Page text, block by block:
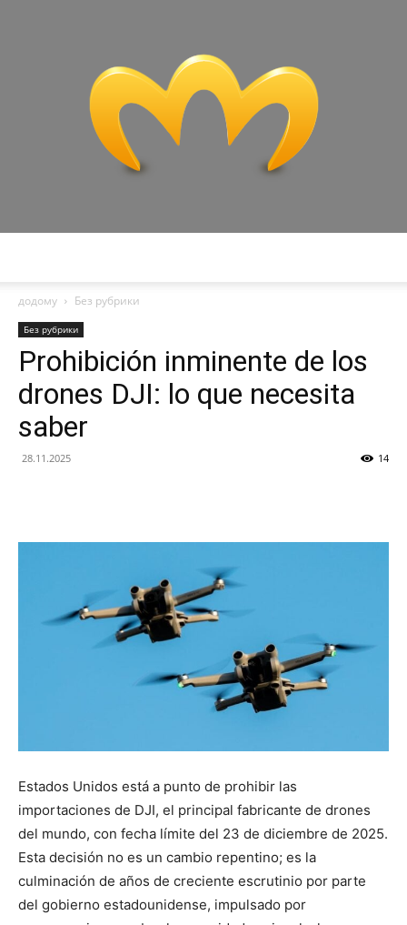
додому
Без рубрики
Без рубрики
Prohibición inminente de los
drones DJI: lo que necesita
saber
28.11.2025 14
Estados Unidos está a punto de prohibir las
importaciones de DJI, el principal fabricante de drones
del mundo, con fecha límite del 23 de diciembre de 2025.
Esta decisión no es un cambio repentino; es la
culminación de años de creciente escrutinio por parte
del gobierno estadounidense, impulsado por